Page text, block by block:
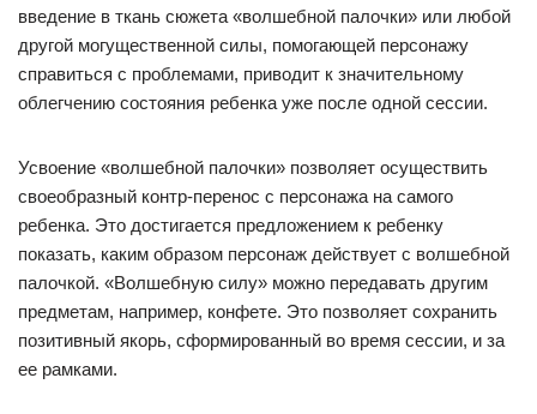
введение в ткань сюжета «волшебной палочки» или любой
другой могущественной силы, помогающей персонажу
справиться с проблемами, приводит к значительному
облегчению состояния ребенка уже после одной сессии.
Усвоение «волшебной палочки» позволяет осуществить
своеобразный контр-перенос с персонажа на самого
ребенка. Это достигается предложением к ребенку
показать, каким образом персонаж действует с волшебной
палочкой. «Волшебную силу» можно передавать другим
предметам, например, конфете. Это позволяет сохранить
позитивный якорь, сформированный во время сессии, и за
ее рамками.